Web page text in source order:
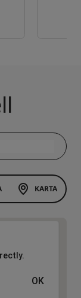
KARTA
OK